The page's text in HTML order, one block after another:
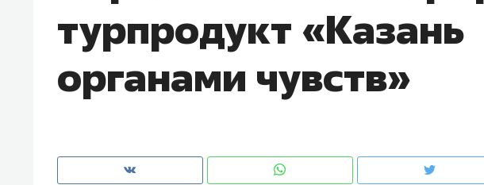
турпродукт «Казань
органами чувств»
рынки, почему надо знать аксакалов и
чем интересен Оман?
клиентах и чудных